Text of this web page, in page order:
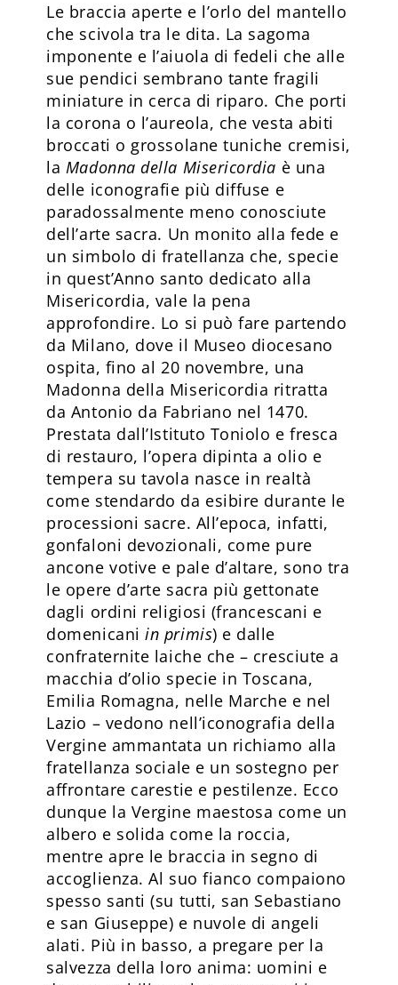
Le braccia aperte e l’orlo del mantello
che scivola tra le dita. La sagoma
imponente e l’aiuola di fedeli che alle
sue pendici sembrano tante fragili
miniature in cerca di riparo. Che porti
la corona o l’aureola, che vesta abiti
broccati o grossolane tuniche cremisi,
la Madonna della Misericordia è una
delle iconografie più diffuse e
paradossalmente meno conosciute
dell’arte sacra. Un monito alla fede e
un simbolo di fratellanza che, specie
in quest’Anno santo dedicato alla
Misericordia, vale la pena
approfondire. Lo si può fare partendo
da Milano, dove il Museo diocesano
ospita, fino al 20 novembre, una
Madonna della Misericordia ritratta
da Antonio da Fabriano nel 1470.
Prestata dall’Isti­tuto Toniolo e fresca
di restauro, l’opera dipinta a olio e
tempera su tavola nasce in realtà
come stendardo da esibire durante le
processioni sacre. All’epoca, infatti,
gonfaloni devozionali, come pure
ancone votive e pale d’altare, sono tra
le opere d’arte sacra più gettonate
dagli ordini religiosi (francescani e
domenicaniin primis) e dalle
confraternite laiche che – cresciute a
macchia d’olio specie in Toscana,
Emilia Romagna, nelle Marche e nel
Lazio – vedono nell’iconografia della
Vergine ammantata un richiamo alla
fratellanza sociale e un sostegno per
affrontare carestie e pestilenze. Ecco
dunque la Vergine maestosa come un
albero e solida come la roccia,
mentre apre le braccia in segno di
accoglienza. Al suo fianco compaiono
spesso santi (su tutti, san Sebastiano
e san Giuseppe) e nuvole di angeli
alati. Più in basso, a pregare per la
salvezza della loro anima: uomini e